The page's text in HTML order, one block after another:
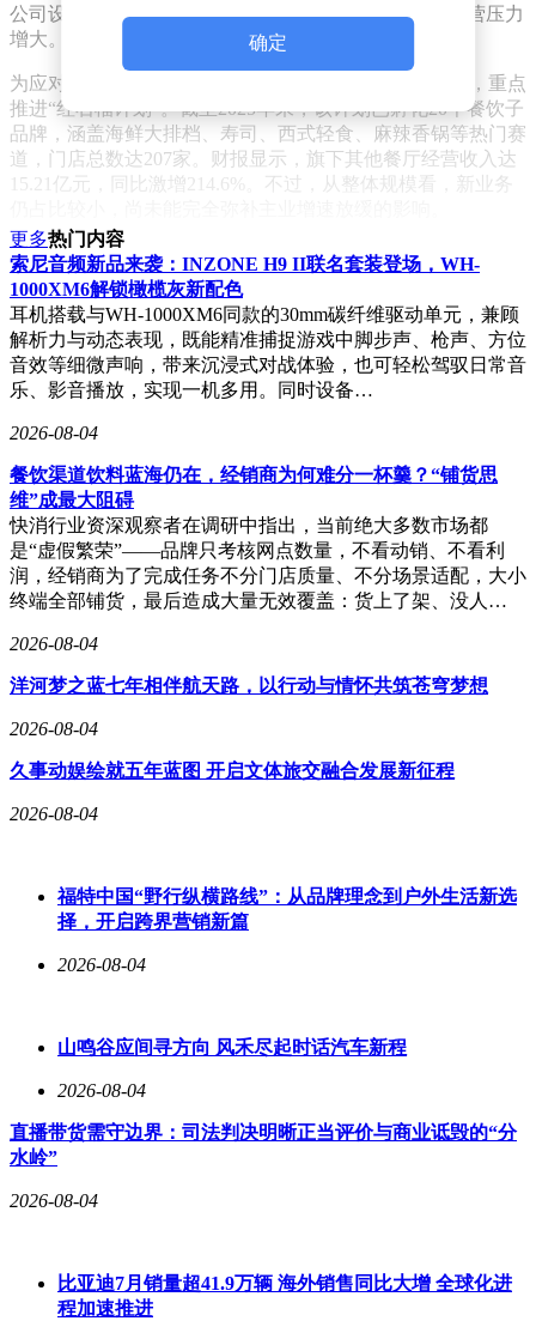
公司设定的“及格线”4.0次/天，降至3.9次/天，反映出运营压力
增大。
为应对主业承压，海底捞近年来加速布局第二增长曲线，重点
推进“红石榴计划”。截至2025年末，该计划已孵化20个餐饮子
品牌，涵盖海鲜大排档、寿司、西式轻食、麻辣香锅等热门赛
道，门店总数达207家。财报显示，旗下其他餐厅经营收入达
15.21亿元，同比激增214.6%。不过，从整体规模看，新业务
杨利娟的回归被视为海底捞突破当前瓶颈的关键举措。她曾
以“救火队长”身份多次力挽狂澜，此次能否再次带领公司找到
新的增长路径，引发业界广泛关注。业内人士分析，其丰富的
实战经验和对餐饮行业的深刻理解，或能为“红石榴计划”注入
新动能，但如何平衡主业与创新业务的关系，仍是海底捞需要
面对的长期课题。
确定
更多热门内容
索尼音频新品来袭：INZONE H9 II联名套装登场，WH-
1000XM6解锁橄榄灰新配色
耳机搭载与WH-1000XM6同款的30mm碳纤维驱动单元，兼顾
解析力与动态表现，既能精准捕捉游戏中脚步声、枪声、方位
音效等细微声响，带来沉浸式对战体验，也可轻松驾驭日常音
乐、影音播放，实现一机多用。同时设备…
2026-08-04
餐饮渠道饮料蓝海仍在，经销商为何难分一杯羹？“铺货思
维”成最大阻碍
快消行业资深观察者在调研中指出，当前绝大多数市场都
是“虚假繁荣”——品牌只考核网点数量，不看动销、不看利
润，经销商为了完成任务不分门店质量、不分场景适配，大小
终端全部铺货，最后造成大量无效覆盖：货上了架、没人…
2026-08-04
洋河梦之蓝七年相伴航天路，以行动与情怀共筑苍穹梦想
2026-08-04
久事动娱绘就五年蓝图 开启文体旅交融合发展新征程
2026-08-04
福特中国“野行纵横路线”：从品牌理念到户外生活新选
择，开启跨界营销新篇
2026-08-04
山鸣谷应间寻方向 风禾尽起时话汽车新程
2026-08-04
直播带货需守边界：司法判决明晰正当评价与商业诋毁的“分
水岭”
2026-08-04
比亚迪7月销量超41.9万辆 海外销售同比大增 全球化进
程加速推进